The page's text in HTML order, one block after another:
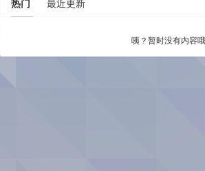
热门 最近更新
咦？暂时没有内容